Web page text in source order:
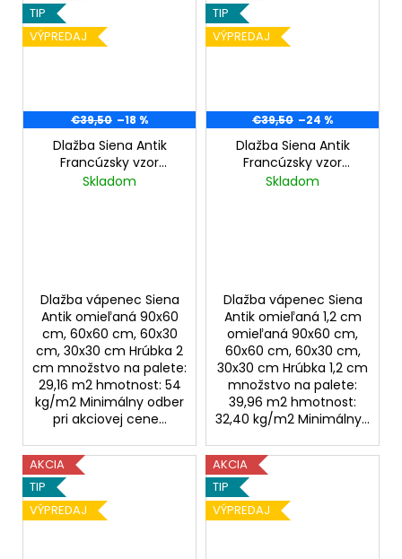
TIP
VÝPREDAJ
€39,50 –18 %
Dlažba Siena Antik
Francúzsky vzor
omieľaná 2 cm
Skladom
Dlažba vápenec Siena
Antik omieľaná 90x60
cm, 60x60 cm, 60x30
cm, 30x30 cm Hrúbka 2
cm množstvo na palete:
29,16 m2 hmotnost: 54
kg/m2 Minimálny odber
pri akciovej cene...
TIP
VÝPREDAJ
€39,50 –24 %
Dlažba Siena Antik
Francúzsky vzor
omieľaná 1,2 cm
Skladom
Dlažba vápenec Siena
Antik omieľaná 1,2 cm
omieľaná 90x60 cm,
60x60 cm, 60x30 cm,
30x30 cm Hrúbka 1,2 cm
množstvo na palete:
39,96 m2 hmotnost:
32,40 kg/m2 Minimálny...
AKCIA
TIP
VÝPREDAJ
AKCIA
TIP
VÝPREDAJ